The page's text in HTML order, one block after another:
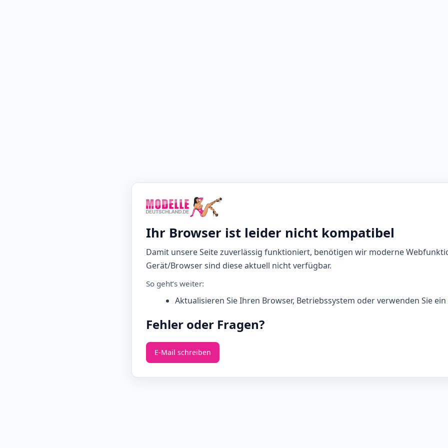
Ihr Browser ist leider nicht kompatibel
Damit unsere Seite zuverlässig funktioniert, benötigen wir moderne
Gerät/Browser sind diese aktuell nicht verfügbar.
So geht’s weiter:
Aktualisieren Sie Ihren Browser, Betriebssystem oder verwenden Sie
Fehler oder Fragen?
E‑Mail schreiben